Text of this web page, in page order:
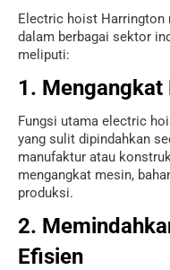
Electric hoist Harrington
dalam berbagai sektor
meliputi:
1. Mengangkat
Fungsi utama electric
yang sulit dipindahkan
manufaktur atau
mengangkat mesin,
produksi.
2.
Efisien